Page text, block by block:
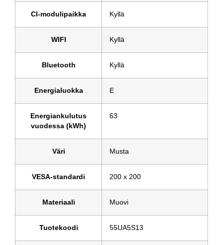
CI-modulipaikka Kyllä
WIFI Kyllä
Bluetooth Kyllä
Energialuokka E
Energiankulutus
vuodessa (kWh)
63
Väri Musta
VESA-standardi 200 x 200
Materiaali Muovi
Tuotekoodi 55UA5S13